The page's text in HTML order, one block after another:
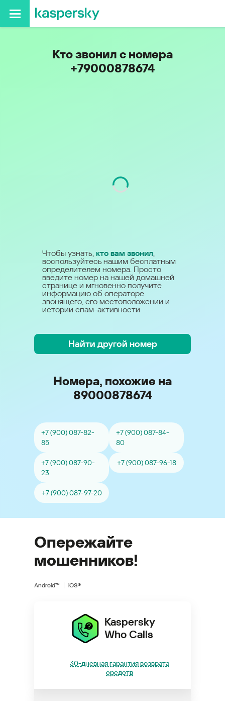
Кто звонил с номера
+79000878674
Чтобы узнать, кто вам звонил,
воспользуйтесь нашим бесплатным
определителем номера. Просто
введите номер на нашей домашней
странице и мгновенно получите
информацию об операторе
звонящего, его местоположении и
истории спам-активности
Найти другой номер
Номера, похожие на
89000878674
+7 (900) 087-82-
85
+7 (900) 087-84-
80
+7 (900) 087-90-
23
+7 (900) 087-96-18
+7 (900) 087-97-20
Опережайте
мошенников!
Android™ iOS®
Kaspersky
Who Calls
30-дневная гарантия возврата
средств